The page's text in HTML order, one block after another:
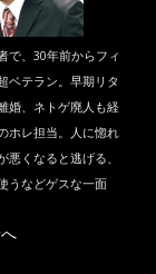
で、30年前からフィ
ベテラン。早期リタ
婚、ネトゲ廃人も経
ホレ担当。人に惚れ
悪くなると逃げる、
うなどゲスな一面